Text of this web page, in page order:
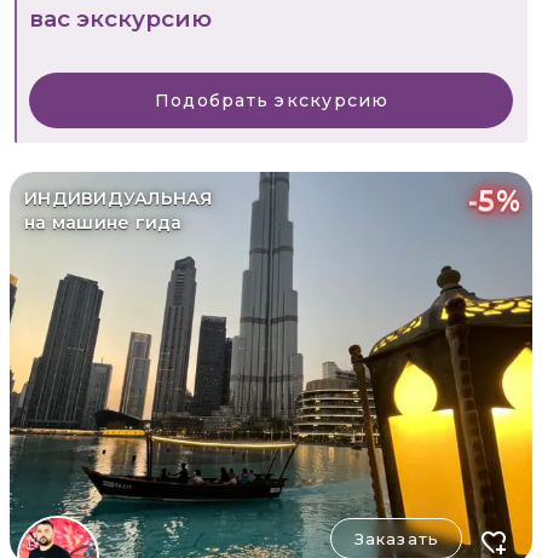
вас экскурсию
Подобрать экскурсию
ИНДИВИДУАЛЬНАЯ
на машине гида
-5%
Заказать